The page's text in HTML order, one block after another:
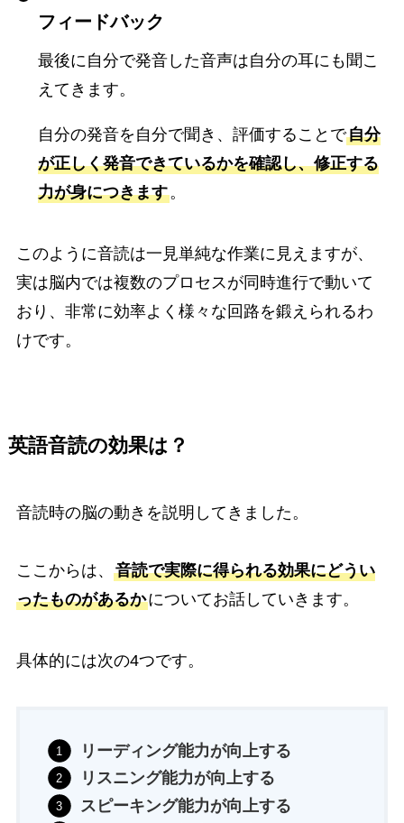
フィードバック
最後に自分で発音した音声は自分の耳にも聞こ
えてきます。
自分の発音を自分で聞き、評価することで自分
が正しく発音できているかを確認し、修正する
力が身につきます。
このように音読は一見単純な作業に見えますが、
実は脳内では複数のプロセスが同時進行で動いて
おり、非常に効率よく様々な回路を鍛えられるわ
けです。
英語音読の効果は？
音読時の脳の動きを説明してきました。
ここからは、 音読で実際に得られる効果にどうい
ったものがあるかについてお話していきます。
具体的には次の4つです。
リーディング能力が向上する
リスニング能力が向上する
スピーキング能力が向上する